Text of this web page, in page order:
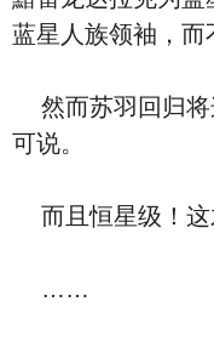
蓝星人族领袖，而
然而苏羽回归将
可说。
而且恒星级！这
……